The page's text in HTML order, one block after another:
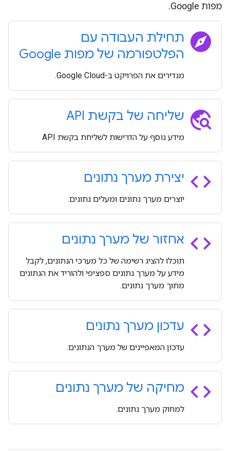
מפות Google.
explore תחילת העבודה עם
הפלטפורמה של מפות Google
מגדירים את הפרויקט ב-Google Cloud.
travel_explore שליחה של בקשת API
מידע נוסף על הדרישות לשליחת בקשת API
code יצירת מערך נתונים
יוצרים מערך נתונים ומעלים נתונים.
code אחזור של מערך נתונים
תוכלו להציג רשימה של כל מערכי הנתונים, לקבל
מידע על מערך נתונים ספציפי ולהוריד את הנתונים
מתוך מערך נתונים.
code עדכון מערך נתונים
עדכון המאפיינים של מערך הנתונים.
code מחיקה של מערך נתונים
למחוק מערך נתונים.